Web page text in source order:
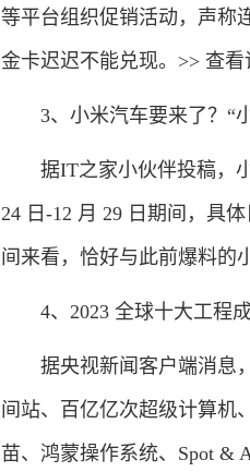
等平台组织促销活动，声称
金卡迟迟不能兑现。>> 查看
3、小米汽车要来了？“小
据IT之家小伙伴投稿，小
24 日-12 月 29 日期间，具
间来看，恰好与此前爆料的
4、2023 全球十大工程成
据央视新闻客户端消息，
间站、百亿亿次超级计算机
苗、鸿蒙操作系统、Spot &